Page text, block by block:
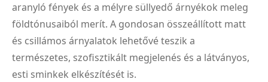
aranyló fények és a mélyre süllyedő árnyékok meleg
földtónusaiból merít. A gondosan összeállított matt
és csillámos árnyalatok lehetővé teszik a
természetes, szofisztikált megjelenés és a látványos,
esti sminkek elkészítését is.